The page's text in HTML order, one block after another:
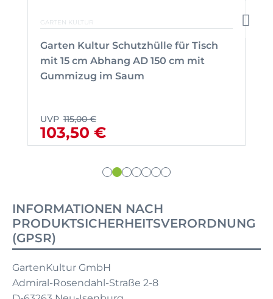
GARTEN KULTUR
Garten Kultur Schutzhülle für Tisch
mit 15 cm Abhang AD 150 cm mit
Gummizug im Saum
UVP 115,00 €
103,50 €
INFORMATIONEN NACH
PRODUKTSICHERHEITSVERORDNUNG
(GPSR)
GartenKultur GmbH
Admiral-Rosendahl-Straße 2-8